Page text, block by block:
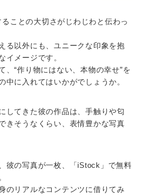
ことの大切さがじわじわと伝わっ
る以外にも、ユニークな印象を抱
イメージです。
、“作り物にはない、本物の幸せ”を
中に入れてはいかがでしょうか。
してきた彼の作品は、手触りや匂
きそうなくらい、表情豊かな写真
彼の写真が一枚、「iStock」で無料
のリアルなコンテンツに借りてみ